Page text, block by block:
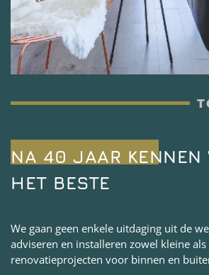
NA 40 JAAR KENNEN
HET BESTE
We gaan geen enkele uitdaging uit de
adviseren en installeren zowel kleine
renovatieprojecten voor binnen en